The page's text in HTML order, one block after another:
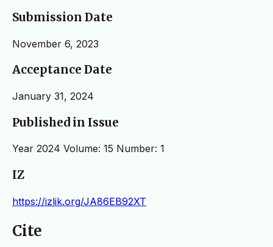
Submission Date
November 6, 2023
Acceptance Date
January 31, 2024
Published in Issue
Year 2024 Volume: 15 Number: 1
IZ
https://izlik.org/JA86EB92XT
Cite